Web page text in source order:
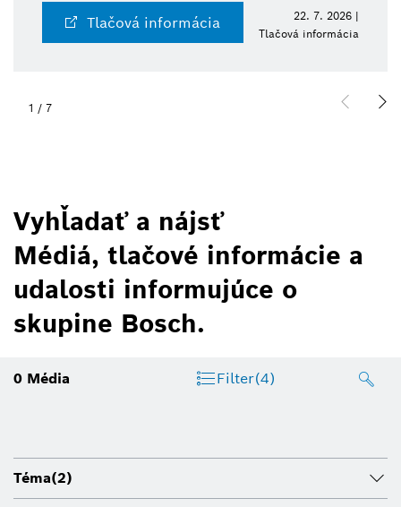
Tlačová informácia
22. 7. 2026 |
Tlačová informácia
1 / 7
Vyhľadať a nájsť
Médiá, tlačové informácie a
udalosti informujúce o
skupine Bosch.
0 Média Filter(4)
Téma(2)